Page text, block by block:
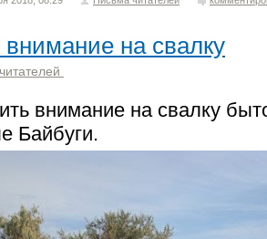
на свалку
внимание на свалку
Байбуги.